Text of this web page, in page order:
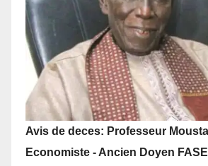
Avis de deces: Professeur
Economiste - Ancien Doyen